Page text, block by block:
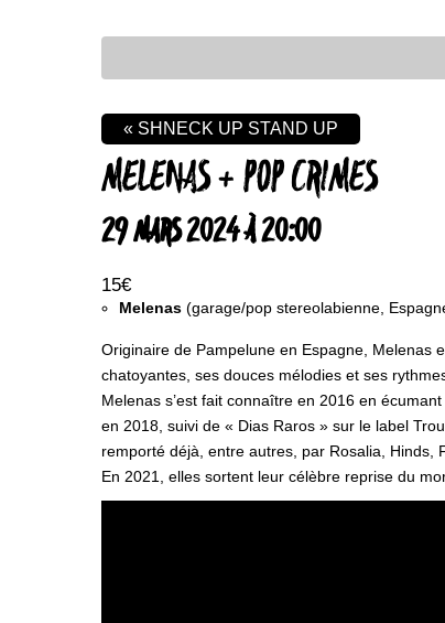
MELENAS + POP CRIMES
29 MARS 2024 À 20:00
15€
« SHNECK UP STAND UP
Melenas (garage/pop stereolabienne,
Originaire de Pampelune en Espagne, Melenas
chatoyantes, ses douces mélodies et ses
Melenas s’est fait connaître en 2016 en
en 2018, suivi de « Dias Raros » sur le label
remporté déjà, entre autres, par Rosalia, Hinds,
En 2021, elles sortent leur célèbre reprise du